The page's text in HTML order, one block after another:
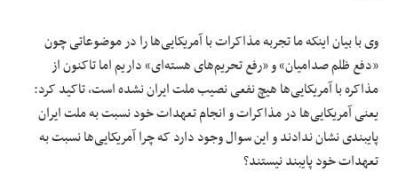
وی با بیان اینکه ما تجربه مذاکرات با آمریکایی‌ها را در موضوعاتی چون
«دفع ظلم صدامیان» و «رفع تحریم‌های هسته‌ای» داریم اما تاکنون از
مذاکره با آمریکایی‌ها هیچ نفعی نصیب ملت ایران نشده است، تاکید کرد:
یعنی آمریکایی‌ها در مذاکرات و انجام تعهدات خود نسبت به ملت ایران
پایبندی نشان ندادند و این سوال وجود دارد که چرا آمریکایی‌ها نسبت به
تعهدات خود پایبند نیستند؟